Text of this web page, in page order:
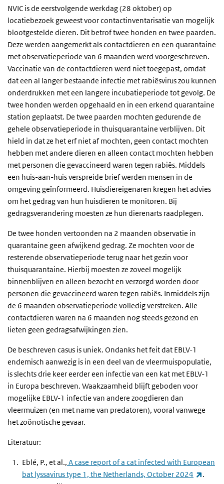
NVIC is de eerstvolgende werkdag (28 oktober) op
locatiebezoek geweest voor contactinventarisatie van mogelijk
blootgestelde dieren. Dit betrof twee honden en twee paarden.
Deze werden aangemerkt als contactdieren en een quarantaine
met observatieperiode van 6 maanden werd voorgeschreven.
Vaccinatie van de contactdieren werd niet toegepast, omdat
dat een al langer bestaande infectie met rabiësvirus zou kunnen
onderdrukken met een langere incubatieperiode tot gevolg. De
twee honden werden opgehaald en in een erkend quarantaine
station geplaatst. De twee paarden mochten gedurende de
gehele observatieperiode in thuisquarantaine verblijven. Dit
hield in dat ze het erf niet af mochten, geen contact mochten
hebben met andere dieren en alleen contact mochten hebben
met personen die gevaccineerd waren tegen rabiës. Middels
een huis-aan-huis verspreide brief werden mensen in de
omgeving geïnformeerd. Huisdiereigenaren kregen het advies
om het gedrag van hun huisdieren te monitoren. Bij
gedragsverandering moesten ze hun dierenarts raadplegen.
De twee honden vertoonden na 2 maanden observatie in
quarantaine geen afwijkend gedrag. Ze mochten voor de
resterende observatieperiode terug naar het gezin voor
thuisquarantaine. Hierbij moesten ze zoveel mogelijk
binnenblijven en alleen bezocht en verzorgd worden door
personen die gevaccineerd waren tegen rabiës. Inmiddels zijn
de 6 maanden observatieperiode volledig verstreken. Alle
contactdieren waren na 6 maanden nog steeds gezond en
lieten geen gedragsafwijkingen zien.
De beschreven casus is uniek. Ondanks het feit dat EBLV-1
endemisch aanwezig is in een deel van de vleermuispopulatie,
is slechts drie keer eerder een infectie van een kat met EBLV-1
in Europa beschreven. Waakzaamheid blijft geboden voor
mogelijke EBLV-1 infectie van andere zoogdieren dan
vleermuizen (en met name van predatoren), vooral vanwege
het zoönotische gevaar.
Literatuur:
Eblé, P., et al., A case report of a cat infected with European
bat lyssavirus type 1, the Netherlands, October 2024
.